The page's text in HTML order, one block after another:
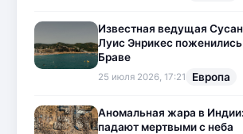
Известная ведущая
Луис Энрикес
Браве
25 июля 2026, 17:21 Европа
Аномальная жара в
падают мертвыми с неба